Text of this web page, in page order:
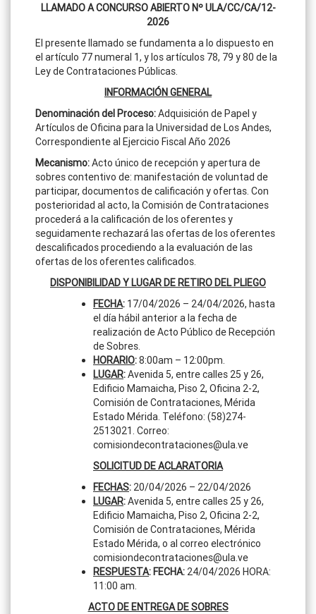
LLAMADO A CONCURSO ABIERTO Nº ULA/CC/CA/12-
2026
El presente llamado se fundamenta a lo dispuesto en
el artículo 77 numeral 1, y los artículos 78, 79 y 80 de la
Ley de Contrataciones Públicas.
INFORMACIÓN GENERAL
Denominación del Proceso:Adquisición de Papel y
Artículos de Oficina para la Universidad de Los Andes,
Correspondiente al Ejercicio Fiscal Año 2026
Mecanismo:Acto único de recepción y apertura de
sobres contentivo de: manifestación de voluntad de
participar, documentos de calificación y ofertas. Con
posterioridad al acto, la Comisión de Contrataciones
procederá a la calificación de los oferentes y
seguidamente rechazará las ofertas de los oferentes
descalificados procediendo a la evaluación de las
ofertas de los oferentes calificados.
DISPONIBILIDAD Y LUGAR DE RETIRO DEL PLIEGO
FECHA: 17/04/2026 – 24/04/2026, hasta
el día hábil anterior a la fecha de
realización de Acto Público de Recepción
de Sobres.
HORARIO:8:00am – 12:00pm.
LUGAR:Avenida 5, entre calles 25 y 26,
Edificio Mamaicha, Piso 2, Oficina 2-2,
Comisión de Contrataciones, Mérida
Estado Mérida. Teléfono: (58)274-
2513021. Correo:
comisiondecontrataciones@ula.ve
SOLICITUD DE ACLARATORIA
FECHAS: 20/04/2026 – 22/04/2026
LUGAR:Avenida 5, entre calles 25 y 26,
Edificio Mamaicha, Piso 2, Oficina 2-2,
Comisión de Contrataciones, Mérida
Estado Mérida, o al correo electrónico
comisiondecontrataciones@ula.ve
RESPUESTA: FECHA: 24/04/2026 HORA:
11:00 am.
ACTO DE ENTREGA DE SOBRES